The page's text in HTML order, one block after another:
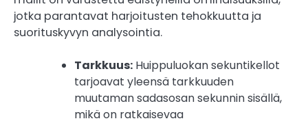
jotka parantavat harjoitusten tehokkuutta ja
suorituskyvyn analysointia.
Tarkkuus: Huippuluokan sekuntikellot
tarjoavat yleensä tarkkuuden
muutaman sadasosan sekunnin sisällä,
mikä on ratkaisevaa